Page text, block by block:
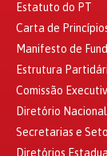
Estatuto do PT
Carta de
Manifesto de
Estrutura
Comissão
Diretório Nacional
Secretarias e
Diretórios